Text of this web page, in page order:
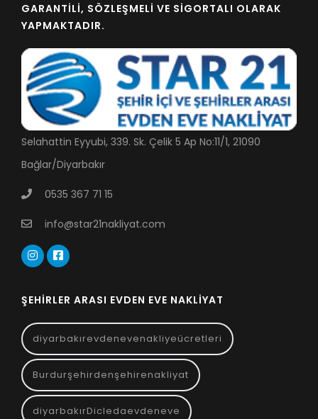
GARANTILI, SÖZLEŞMELI VE SIGORTALI OLARAK
YAPMAKTADIR.
Selahattin Eyyubi, 339. Sk. Çelik 5 Ap No:11/1, 21090
Bağlar/Diyarbakır
0535 367 71 15
info@star21nakliyat.com
ŞEHIRLER ARASI EVDEN EVE NAKLIYAT
diyarbakırevdenevenakliyeücretleri
Burdurşehirdenşehirenakliyat
diyarbakırDicledaevdeneve